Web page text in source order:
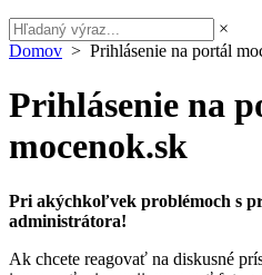
×
Domov > Prihlásenie na portál
Prihlásenie na
mocenok.sk
Pri akýchkoľvek problémoch s
administrátora!
Ak chcete reagovať na diskusné